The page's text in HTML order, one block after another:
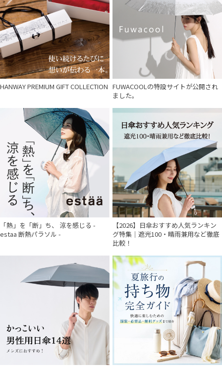
件
HANWAY PREMIUM GIFT COLLECTION FUWACOOLの特設サイトが公開され
ました。
「熱」を「断」ち、 涼を感じる -
estaa 断熱パラソル -
【2026】日傘おすすめ人気ランキン
グ特集｜遮光100・晴雨兼用など徹底
比較！